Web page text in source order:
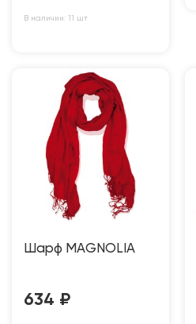
В наличии: 11 шт
Шарф MAGNOLIA
634 ₽